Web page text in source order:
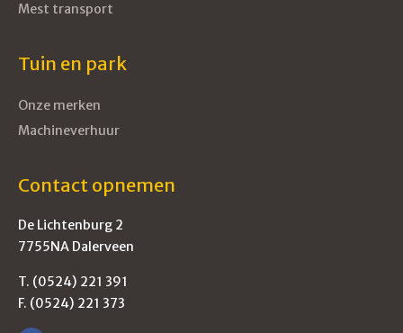
Mest transport
Tuin en park
Onze merken
Machineverhuur
Contact opnemen
De Lichtenburg 2
7755NA Dalerveen
T. (0524) 221 391
F. (0524) 221 373